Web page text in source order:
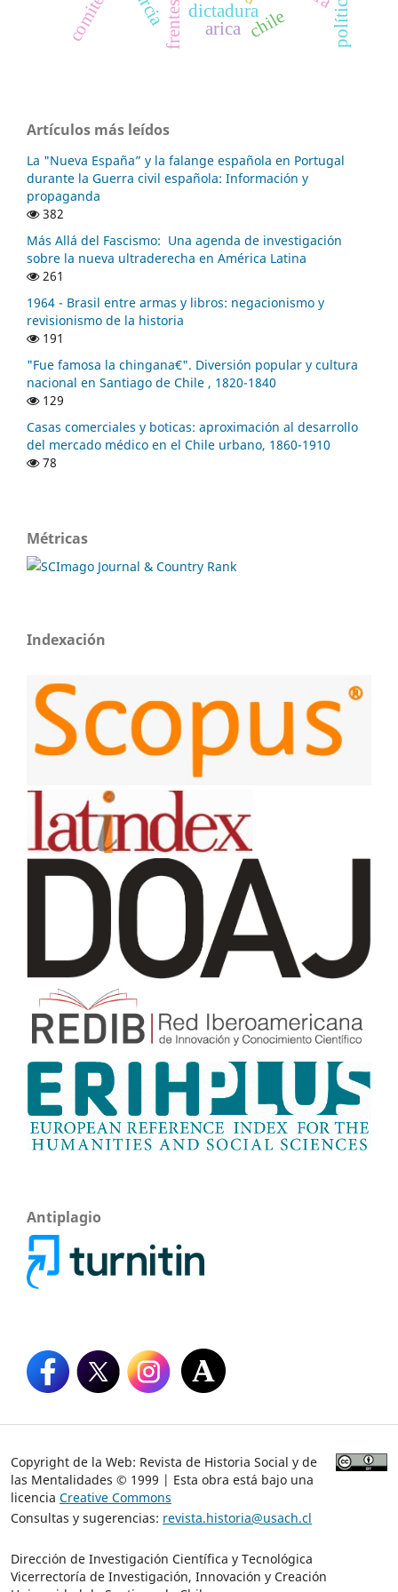
dictadurachile
arica
Artículos más leídos
La "Nueva España” y la falange española en Portugal
durante la Guerra civil española: Información y
propaganda
382
Más Allá del Fascismo: Una agenda de investigación
sobre la nueva ultraderecha en América Latina
261
1964 - Brasil entre armas y libros: negacionismo y
revisionismo de la historia
191
"Fue famosa la chingana€". Diversión popular y cultura
nacional en Santiago de Chile , 1820-1840
129
Casas comerciales y boticas: aproximación al desarrollo
del mercado médico en el Chile urbano, 1860-1910
78
Métricas
Indexación
Antiplagio
Copyright de la Web: Revista de Historia Social y de
las Mentalidades © 1999 | Esta obra está bajo una
licencia Creative Commons
Consultas y sugerencias: revista.historia@usach.cl
Dirección de Investigación Científica y Tecnológica
Vicerrectoría de Investigación, Innovación y Creación